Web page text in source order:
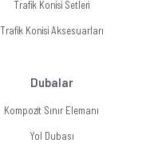
Trafik Konisi Setleri
Trafik Konisi Aksesuarları
Dubalar
Kompozit Sınır Elemanı
Yol Dubası